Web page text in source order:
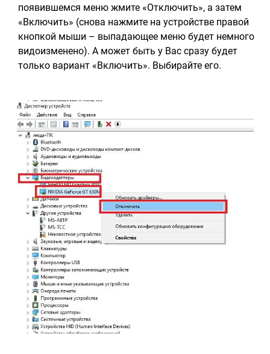
появившемся меню жмите «Отключить», а затем
«Включить» (снова нажмите на устройстве правой
кнопкой мыши – выпадающее меню будет немного
видоизменено). А может быть у Вас сразу будет
только вариант «Включить». Выбирайте его.